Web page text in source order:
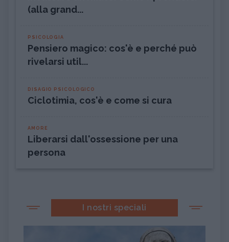
(alla grand...
PSICOLOGIA
Pensiero magico: cos'è e perché può
rivelarsi util...
DISAGIO PSICOLOGICO
Ciclotimia, cos'è e come si cura
AMORE
Liberarsi dall'ossessione per una
persona
I nostri speciali